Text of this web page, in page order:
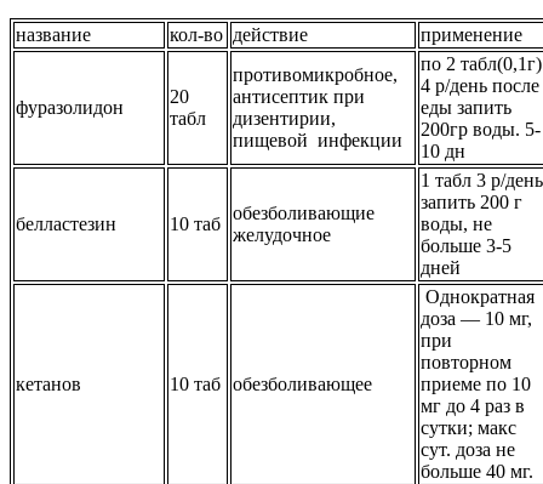
название кол-во действие применение
фуразолидон
20
табл
противомикробное,
антисептик при
дизентирии,
пищевой инфекции
по 2 табл(0,1г)
4 р/день после
еды запить
200гр воды. 5-
10 дн
белластезин 10 таб
обезболивающие
желудочное
1 табл 3 р/день
запить 200 г
воды, не
больше 3-5
дней
кетанов 10 таб обезболивающее
Однократная
доза — 10 мг,
при
повторном
приеме по 10
мг до 4 раз в
сутки; макс
сут. доза не
больше 40 мг.